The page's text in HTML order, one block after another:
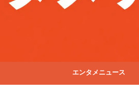
エンタメニュース